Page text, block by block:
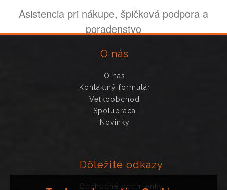
Asistencia pri nákupe, špičková podpora a
poradenstvo
O nás
O nás
Kontaktný formulár
Veľkoobchod
Spolupráca
Novinky
Dôležité odkazy
Obchodné podmienky